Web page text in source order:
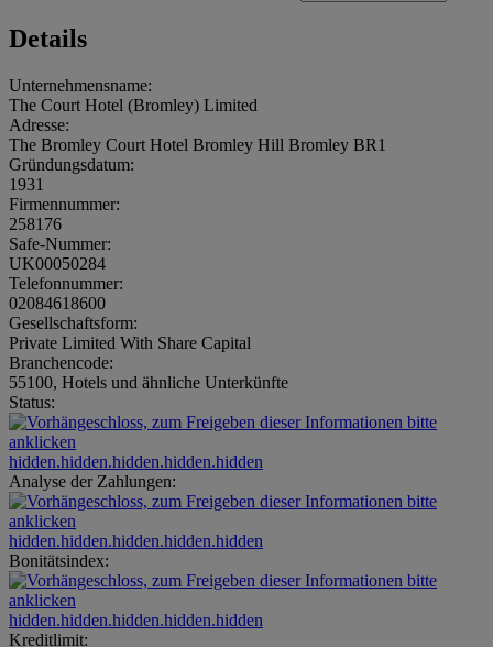
Details
Unternehmensname:
The Court Hotel (Bromley) Limited
Adresse:
The Bromley Court Hotel Bromley Hill Bromley BR1
Gründungsdatum:
1931
Firmennummer:
258176
Safe-Nummer:
UK00050284
Telefonnummer:
02084618600
Gesellschaftsform:
Private Limited With Share Capital
Branchencode:
55100, Hotels und ähnliche Unterkünfte
Status:
hidden.hidden.hidden.hidden.hidden
Analyse der Zahlungen:
hidden.hidden.hidden.hidden.hidden
Bonitätsindex:
hidden.hidden.hidden.hidden.hidden
Kreditlimit: